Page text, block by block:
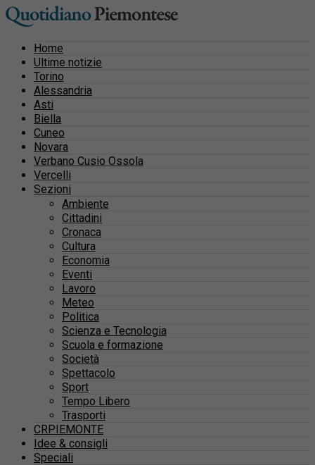
Home
Ultime notizie
Torino
Alessandria
Asti
Biella
Cuneo
Novara
Verbano Cusio Ossola
Vercelli
Sezioni
Ambiente
Cittadini
Cronaca
Cultura
Economia
Eventi
Lavoro
Meteo
Politica
Scienza e Tecnologia
Scuola e formazione
Società
Spettacolo
Sport
Tempo Libero
Trasporti
CRPIEMONTE
Idee & consigli
Speciali